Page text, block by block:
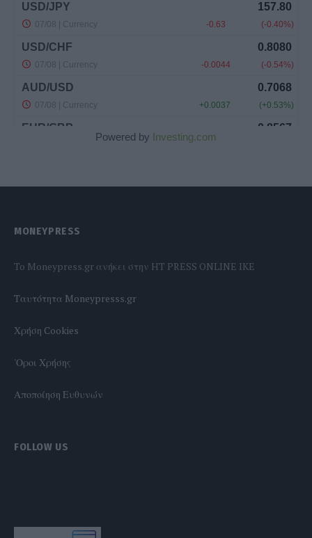
Powered by Investing.com
MONEYPRESS
To Moneypress.gr ανήκει στην HT PRESS ONLINE IKE
Tαυτότητα Moneypresss.gr
Χρήση Cookies
'Οροι Χρήσης
Αποποίηση Ευθυνών
FOLLOW US